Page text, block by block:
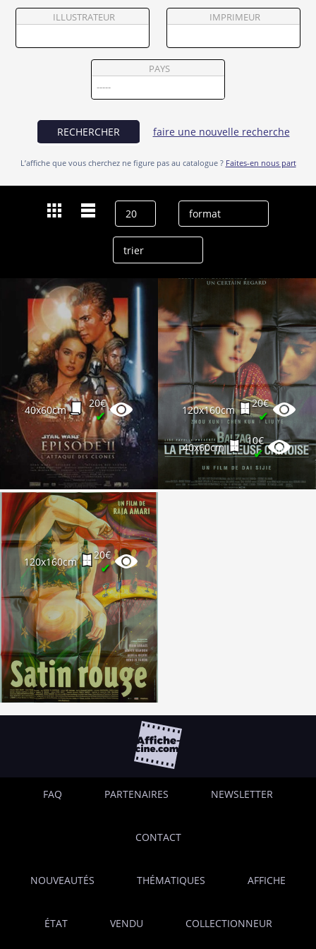
Vendre
ILLUSTRATEUR IMPRIMEUR
PAYS
RECHERCHER faire une nouvelle recherche
L’affiche que vous cherchez ne figure pas au catalogue ? Faites-en nous part
40x60cm
20€
✔ 120x160cm
20€
✔
40x60cm
10€
✔
120x160cm
20€
✔
FAQ PARTENAIRES NEWSLETTER
CONTACT
NOUVEAUTÉS THÉMATIQUES AFFICHE
ÉTAT VENDU COLLECTIONNEUR